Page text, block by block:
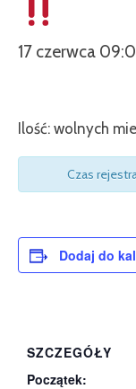
17 czerwca
Ilość: wolnych
Czas
Dodaj do
SZCZEGÓŁY
Początek: